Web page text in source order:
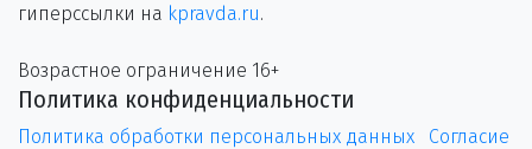
гиперссылки на kpravda.ru.
Возрастное ограничение 16+
Политика конфиденциальности
Политика обработки персональных данных
Согласие